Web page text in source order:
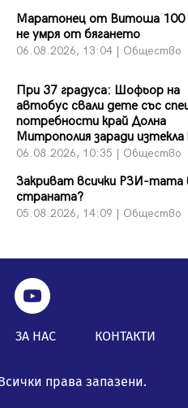
Маратонец от Витоша 100
не умря от бягането
06.08.2026, 13:04 | Общество
При 37 градуса: Шофьор на
автобус свали дете със
потребности край Долна
Митрополия заради
06.08.2026, 10:35 | Общество
Закриват всички РЗИ-тата
страната?
05.08.2026, 14:09 | Общество
ЗА НАС КОНТАКТИ
права запазени.